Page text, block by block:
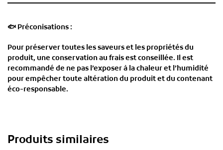
🐟 Préconisations :
Pour préserver toutes les saveurs et les propriétés du
produit, une conservation au frais est conseillée. Il est
recommandé de ne pas l’exposer à la chaleur et l’humidité
pour empêcher toute altération du produit et du contenant
éco-responsable.
Produits similaires